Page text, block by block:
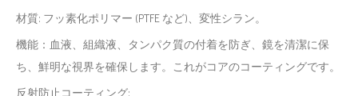
材質: フッ素化ポリマー (PTFE など)、変性シラン。
機能：血液、組織液、タンパク質の付着を防ぎ、鏡を清潔に保
ち、鮮明な視界を確保します。これがコアのコーティングです。
反射防止コーティング: